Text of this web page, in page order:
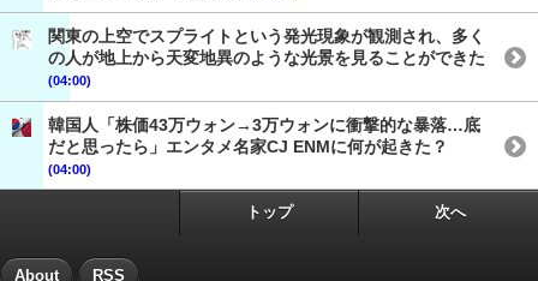
関東の上空でスプライトという発光現象が観測され、多く
の人が地上から天変地異のような光景を見ることができた
(04:00)
韓国人「株価43万ウォン→3万ウォンに衝撃的な暴落…底
だと思ったら」エンタメ名家CJ ENMに何が起きた？
(04:00)
トップ 次へ
About RSS